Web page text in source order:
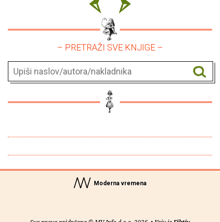
– PRETRAŽI SVE KNJIGE –
Moderna vremena